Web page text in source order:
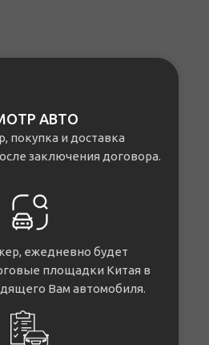
АВТО
покупка и доставка
заключения договора.
ежедневно будет
площадки Китая в
Вам автомобиля.